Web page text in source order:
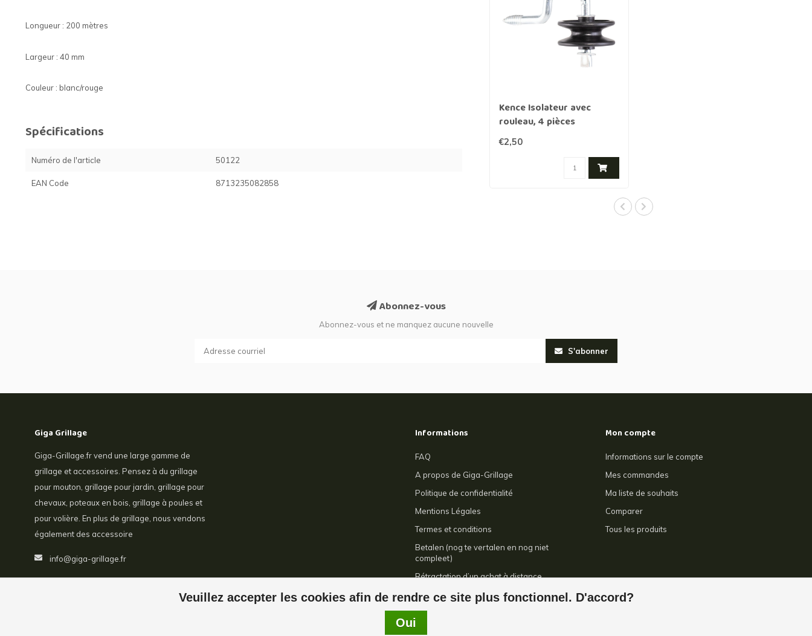
Longueur : 200 mètres
Largeur : 40 mm
Couleur : blanc/rouge
Spécifications
Numéro de l'article 50122
EAN Code 8713235082858
Kence Isolateur avec
rouleau, 4 pièces
€2,50
Veuillez accepter les cookies afin de rendre ce site plus fonctionnel. D'accord?
Oui
Abonnez-vous
Abonnez-vous et ne manquez aucune nouvelle
S'abonner
Giga Grillage
Giga-Grillage.fr vend une large gamme de
grillage et accessoires. Pensez à du grillage
pour mouton, grillage pour jardin, grillage pour
chevaux, poteaux en bois, grillage à poules et
pour volière. En plus de grillage, nous vendons
également des accessoire
info@giga-grillage.fr
Informations
FAQ
A propos de Giga-Grillage
Politique de confidentialité
Mentions Légales
Termes et conditions
Betalen (nog te vertalen en nog niet
compleet)
Rétractation d’un achat à distance
Contact
Mon compte
Informations sur le compte
Mes commandes
Ma liste de souhaits
Comparer
Tous les produits